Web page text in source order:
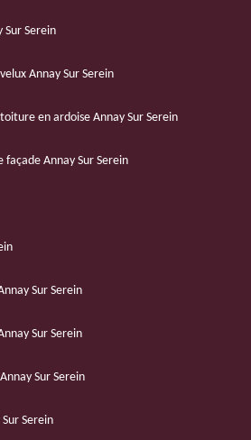
Serein
Annay Sur Serein
en ardoise Annay Sur Serein
Annay Sur Serein
Sur Serein
Sur Serein
Sur Serein
Serein